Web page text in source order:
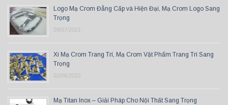
Logo Mạ Crom Đẳng Cấp và Hiện Đại, Mạ Crom Logo Sang
Trọng
09/07/2021
Xi Mạ Crom Trang Trí, Mạ Crom Vật Phẩm Trang Trí Sang
Trọng
02/06/2022
Mạ Titan Inox – Giải Pháp Cho Nội Thất Sang Trọng